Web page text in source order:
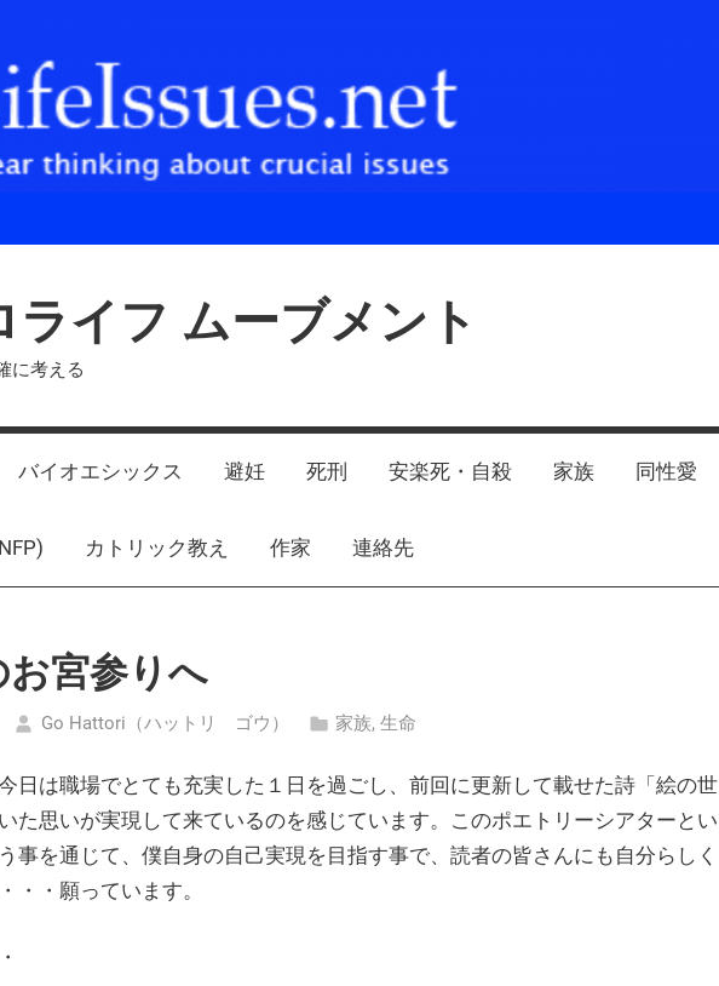
ライフ ムーブメント
に考える
バイオエシックス 避妊 死刑 安楽死・自殺 家族 同性愛
カトリック教え 作家 連絡先
宮参りへ
Go Hattori（ハットリ ゴウ） 家族, 生命
日は職場でとても充実した１日を過ごし、前回に更新して載せた詩「絵の世
た思いが実現して来ているのを感じています。このポエトリーシアターとい
事を通じて、僕自身の自己実現を目指す事で、読者の皆さんにも自分らしく
・・願っています。